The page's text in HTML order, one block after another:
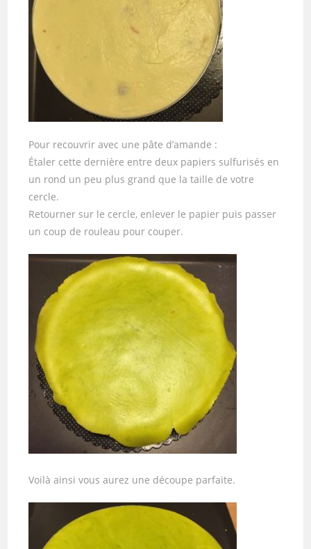
Pour recouvrir avec une pâte d’amande :
Étaler cette dernière entre deux papiers sulfurisés en
un rond un peu plus grand que la taille de votre
cercle.
Retourner sur le cercle, enlever le papier puis passer
un coup de rouleau pour couper.
Voilà ainsi vous aurez une découpe parfaite.